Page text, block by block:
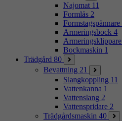
Najomat 11
Formlås 2
Formstagspännare
Armeringsbock 4
Armeringsklippare
Bockmaskin 1
Trädgård 80
Bevattning 21
Slangkoppling 11
Vattenkanna 1
Vattenslang 2
Vattenspridare 2
Trädgårdsmaskin 40